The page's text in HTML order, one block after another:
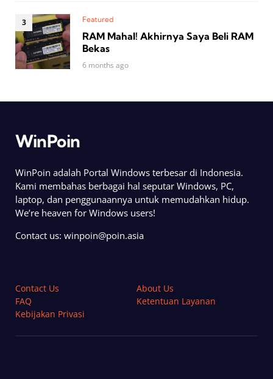
Featured
RAM Mahal! Akhirnya Saya Beli RAM
Bekas
6 months ago
WinPoin
WinPoin adalah Portal Windows terbesar di Indonesia.
Kami membahas berbagai hal seputar Windows, PC,
laptop, dan penggunaannya untuk memudahkan hidup.
We’re heaven for Windows users!
Contact us: winpoin@poin.asia
Contact Us
About Us
FAQ
Ketentuan Layanan
Kebijakan Privasi